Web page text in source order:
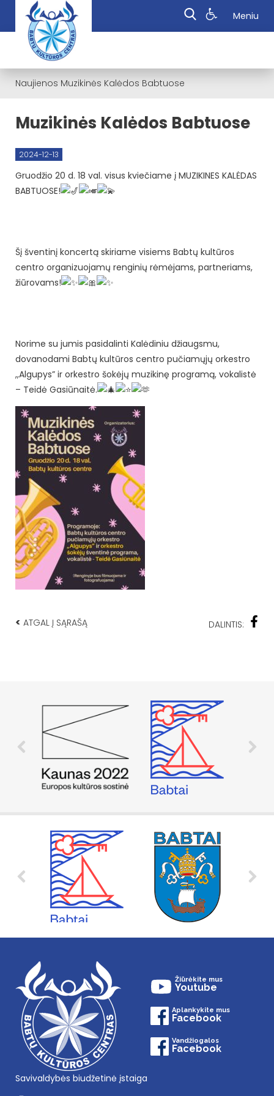
Meniu
Naujienos Muzikinės Kalėdos Babtuose
Muzikinės Kalėdos Babtuose
2024-12-13
Gruodžio 20 d. 18 val. visus kviečiame į MUZIKINES KALĖDAS
BABTUOSE!
Šį šventinį koncertą skiriame visiems Babtų kultūros
centro organizuojamų renginių rėmėjams, partneriams,
žiūrovams!
Norime su jumis pasidalinti Kalėdiniu džiaugsmu,
dovanodami Babtų kultūros centro pučiamųjų orkestro
,,Algupys” ir orkestro šokėjų muzikinę programą, vokalistė
– Teidė Gasiūnaitė.
< ATGAL Į SĄRAŠĄ DALINTIS:
Žiūrėkite mus
Youtube
Aplankykite mus
Facebook
Vandžiogalos
Facebook
Savivaldybės biudžetinė įstaiga